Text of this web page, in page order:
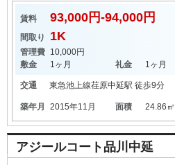
賃料 93,000円-94,000円
間取り 1K
管理費 10,000円
敷金
1ヶ月 礼金 1ヶ月
交通 東急池上線荏原中延駅 徒歩9分
築年月 2015年11月 面積 24.86
アジールコート品川中延